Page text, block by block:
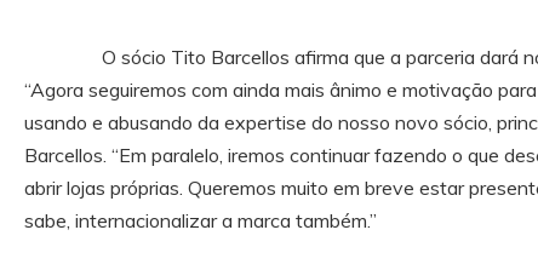
O sócio Tito Barcellos afirma que a parceria dará
“Agora seguiremos com ainda mais ânimo e motivação
usando e abusando da expertise do nosso novo sócio,
Barcellos. “Em paralelo, iremos continuar fazendo o que
abrir lojas próprias. Queremos muito em breve estar
sabe, internacionalizar a marca também.”